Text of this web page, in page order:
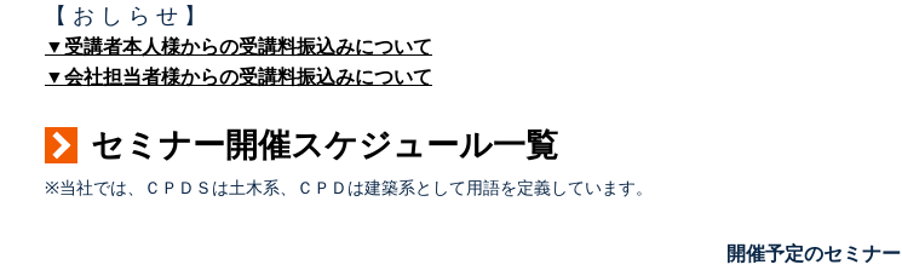
【 お し ら せ 】
▼受講者本人様からの受講料振込みについて
▼会社担当者様からの受講料振込みについて
セミナー開催スケジュール一覧
※当社では、ＣＰＤＳは土木系、ＣＰＤは建築系として用語を定義しています。
開催予定のセミナー